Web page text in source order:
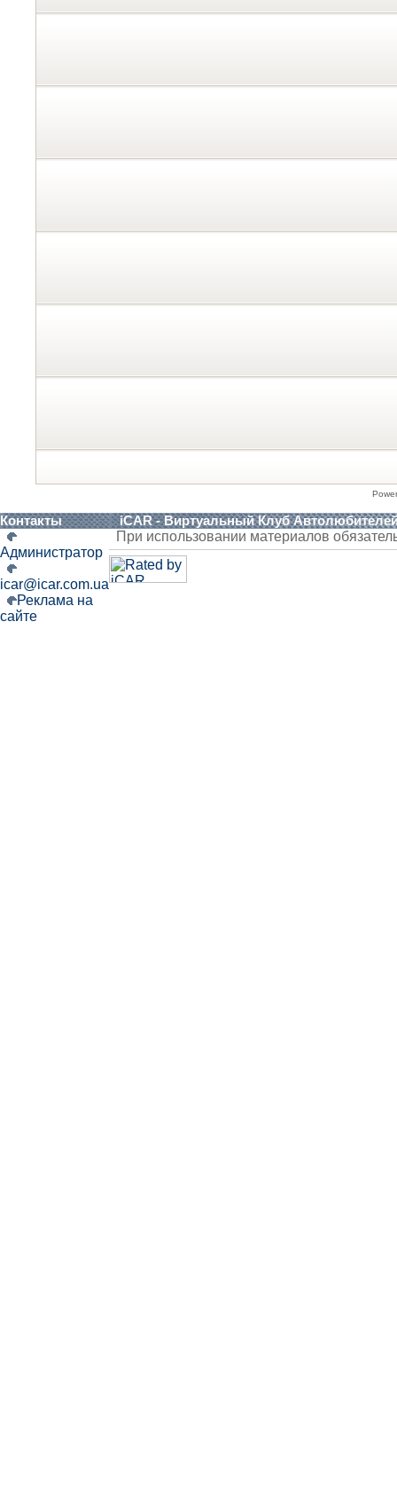
Контакты iCAR - Виртуальный Клуб
Администратор
icar@icar.com.ua
Реклама на
сайте
При использовании материалов